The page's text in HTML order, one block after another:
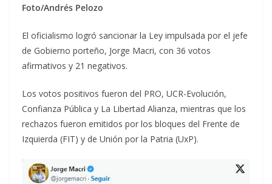
Foto/Andrés Pelozo
El oficialismo logró sancionar la Ley impulsada por el jefe
de Gobierno porteño, Jorge Macri, con 36 votos
afirmativos y 21 negativos.
Los votos positivos fueron del PRO, UCR-Evolución,
Confianza Pública y La Libertad Alianza, mientras que los
rechazos fueron emitidos por los bloques del Frente de
Izquierda (FIT) y de Unión por la Patria (UxP).